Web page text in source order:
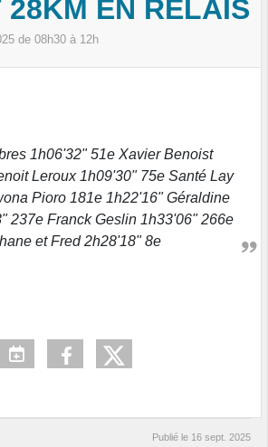
28KM EN RELAIS
de 08h30 à 12h
Leroux 1h09'30" 75e Santé Lay
Pioro 181e 1h22'16" Géraldine
237e Franck Geslin 1h33'06" 266e
et Fred 2h28'18" 8e
Publié le 16 sept. 2025